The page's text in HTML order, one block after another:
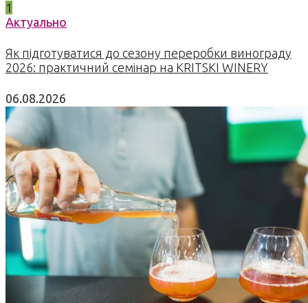
1
Актуально
Як підготуватися до сезону переробки винограду
2026: практичний семінар на KRITSKI WINERY
06.08.2026